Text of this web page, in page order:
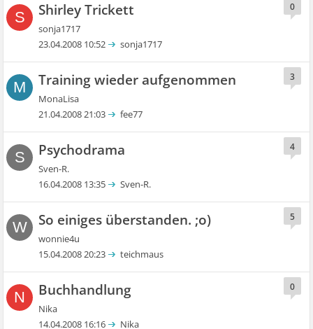
S Shirley Trickett
sonja1717
0
23.04.2008 10:52 sonja1717
M Training wieder aufgenommen
MonaLisa
3
21.04.2008 21:03 fee77
S Psychodrama
Sven-R.
4
16.04.2008 13:35 Sven-R.
W So einiges überstanden. ;o)
wonnie4u
5
15.04.2008 20:23 teichmaus
N Buchhandlung
Nika
0
14.04.2008 16:16 Nika